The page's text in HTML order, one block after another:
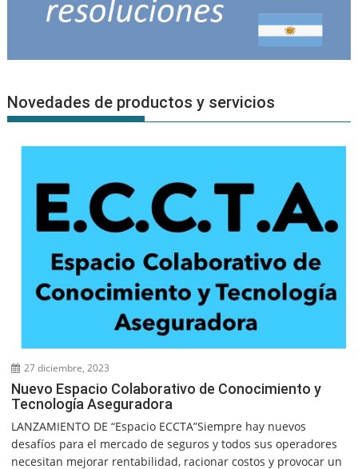
Novedades de productos y servicios
27 diciembre, 2023
Nuevo Espacio Colaborativo de Conocimiento y
Tecnología Aseguradora
LANZAMIENTO DE “Espacio ECCTA”Siempre hay nuevos
desafíos para el mercado de seguros y todos sus operadores
necesitan mejorar rentabilidad, racionar costos y provocar un